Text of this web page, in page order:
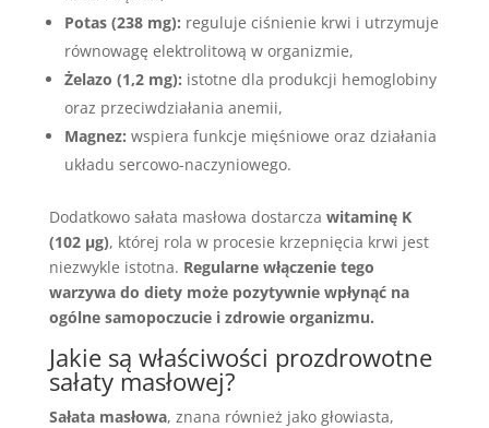
Potas (238 mg): reguluje ciśnienie krwi i utrzymuje
równowagę elektrolitową w organizmie,
Żelazo (1,2 mg): istotne dla produkcji hemoglobiny
oraz przeciwdziałania anemii,
Magnez: wspiera funkcje mięśniowe oraz działania
układu sercowo-naczyniowego.
Dodatkowo sałata masłowa dostarcza witaminę K
(102 µg), której rola w procesie krzepnięcia krwi jest
niezwykle istotna. Regularne włączenie tego
warzywa do diety może pozytywnie wpłynąć na
ogólne samopoczucie i zdrowie organizmu.
Jakie są właściwości prozdrowotne
sałaty masłowej?
Sałata masłowa, znana również jako głowiasta,